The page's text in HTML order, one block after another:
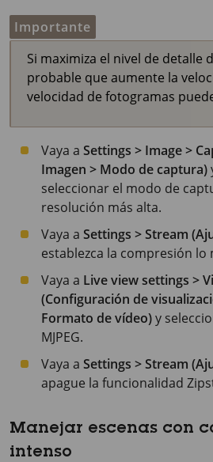
Importante
Si maximiza el nivel de detalle
probable que aumente la
velocidad de fotogramas
Vaya a Settings > Image >
Imagen > Modo de captura)
seleccionar el modo de
resolución más alta.
Vaya a Settings > Stream
establezca la compresión lo
Vaya a Live view settings >
(Configuración de
Formato de vídeo)y
MJPEG.
Vaya a Settings > Stream
apague la funcionalidad
Manejar escenas con
intenso